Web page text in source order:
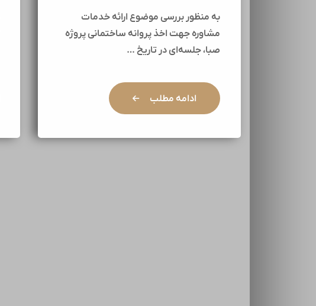
به منظور بررسی موضوع ارائه خدمات
مشاوره جهت اخذ پروانه ساختمانی پروژه
صبا، جلسه‌ای در تاریخ …
ادامه مطلب